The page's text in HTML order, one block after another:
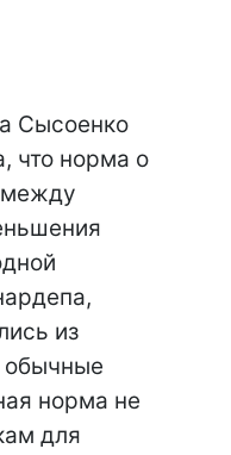
Сысоенко
что норма о
между
из
обычные
норма не
для